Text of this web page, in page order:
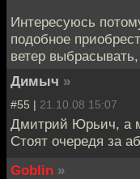
Интересуюсь
подобное
ветер
Димыч »
#55 | 21.10.08 15:07
Дмитрий Юрьич, а
Стоят очередя за
Goblin »